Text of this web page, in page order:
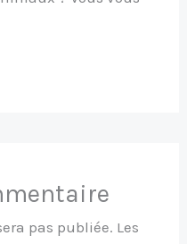
pas publiée. Les